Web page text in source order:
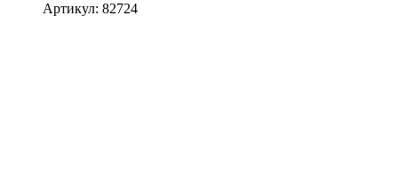
Артикул: 82724